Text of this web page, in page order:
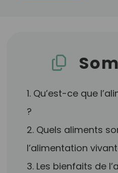
1. Qu’est-ce que
?
2. Quels aliments
l’alimentation
3. Les bienfaits de